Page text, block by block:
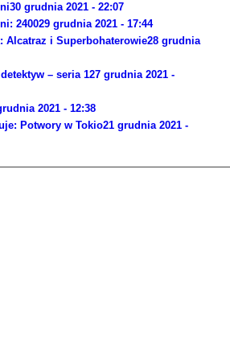
30 grudnia 2021 - 22:07
240029 grudnia 2021 - 17:44
Alcatraz i Superbohaterowie28 grudnia
– seria 127 grudnia 2021 -
2021 - 12:38
Potwory w Tokio21 grudnia 2021 -